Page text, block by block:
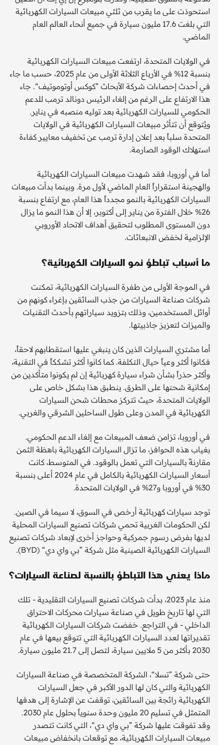
استحوذت على ما يقرب من ثلثي مبيعات السيارات الكهربائية
التي بلغت 17.6 مليون سيارة في جميع أنحاء العالم العام
الماضي.
في الولايات المتحدة، ارتفعت مبيعات السيارات الكهربائية
بنسبة 12% في الأرباع الثلاثة الأولى من عام 2025، حسب ما جاء
في أحدث إحصاءات شركة الأبحاث ”كوكس أوتوموتيف“. جاء
هذا الارتفاع على الرغم من إلغاء الرئيس دونالد ترمب للدعم
الحكومي للسيارات الكهربائية بعد توليه منصبه في يناير.
ويُتوقع أن تتأثر مبيعات السيارات الكهربائية في الولايات
المتحدة سلباً بعد إعلان إدارة ترمب عن تخفيف معايير كفاءة
استهلاك الوقود الصارمة.
أما في أوروبا، فقد شهدت مبيعات السيارات الكهربائية
والهجينة استقراراً العام الماضي لأول مرة. وبينما بدأت مبيعات
السيارات الكهربائية بالنمو مجدداً هذا العام، مع ارتفاع بنسبة
26% خلال الفترة من يناير إلى أكتوبر، إلا أن هذا النمو ما يزال
دون المستوى المطلوب لتحقيق أهداف الاتحاد الأوروبي
الإلزامية لخفض الانبعاثات.
ما أسباب تباطؤ نمو السيارات الكهربائية؟
في الموجة الأولى من طفرة السيارات الكهربائية، تمكنت
شركات صناعة السيارات من جذب السائقين بإغراء كونهم من
أوائل المستخدمين، وذلك بتزويد سياراتهم بأحدث التقنيات
والميزات لتعزيز جاذبيتها.
أما مشتري السيارات الذين كان ينبغي عليها استقطابهم لاحقاً،
فكانوا أكثر وعياً حيال التكلفة. كما كانوا أكثر تشككاً في التقنية،
وأكثر حذراً بشأن شراء سيارة كهربائية إن لم يكونوا متأكدين من
إمكانية شحنها على الطرق. ينطبق هذا بشكل خاص على
الولايات المتحدة، حيث تتركز محطات شحن السيارات
الكهربائية في المدن وعلى طول الساحلين الشرقي والغربي.
في أوروبا، تزامن ضعف المبيعات مع إلغاء الدعم الحكومي.
بغياب هذه الحوافز، ما تزال السيارات الكهربائية باهظة الثمن
مقارنةً بالسيارات التي تعمل بالوقود. في المتوسط، كانت
أسعار السيارات الكهربائية بالكامل في عام 2024 أعلى بنسبة
30% في أوروبا و27% في الولايات المتحدة.
توجد سيارات كهربائية أرخص في السوق، لا سيما في الصين.
لكن الحكومات الغربية تحمي شركات تصنيع السيارات المحلية
لديها بفرض رسوم جمركية وحواجز أخرى لإبعاد شركات تصنيع
السيارات الكهربائية الصينية مثل شركة ”بي واي دي“ (BYD).
ماذا يعني هذا التباطؤ بالنسبة لصناعة السيارات؟
منذ عام 2023، بدأت شركات تصنيع السيارات التقليدية - تلك
التي لها تاريخ طويل في صناعة سيارات محركات الاحتراق
الداخلي - في التراجع. خفضت شركات السيارات الكهربائية
تقديراتها لعدد السيارات الكهربائية التي تتوقع بيعها في عام
2030 بأكثر من 5 ملايين سيارة، لتصل إلى 21.7 مليون سيارة.
حتى شركة ”تسلا“، الشركة المتخصصة في صناعة السيارات
الكهربائية والتي كان لها الدور الأكبر في جعل السيارات
الكهربائية رائجة بين السائقين، توقفت عن الإشارة إلى هدفها
المتمثل في تسليم 20 مليون وحدة سنوياً بحلول عام 2030.
وقد تفوقت عليها شركة ”بي واي دي“، التي كانت تتصدر
مبيعات السيارات الكهربائية، مع توقعات بانخفاض مبيعات